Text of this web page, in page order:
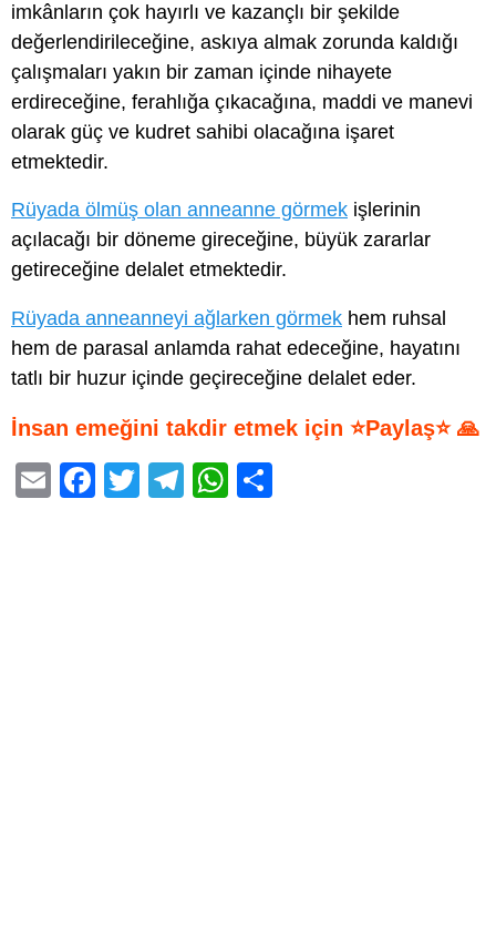
imkânların çok hayırlı ve kazançlı bir şekilde
değerlendirileceğine, askıya almak zorunda kaldığı
çalışmaları yakın bir zaman içinde nihayete
erdireceğine, ferahlığa çıkacağına, maddi ve manevi
olarak güç ve kudret sahibi olacağına işaret
etmektedir.
Rüyada ölmüş olan anneanne görmek işlerinin
açılacağı bir döneme gireceğine, büyük zararlar
getireceğine delalet etmektedir.
Rüyada anneanneyi ağlarken görmek hem ruhsal
hem de parasal anlamda rahat edeceğine, hayatını
tatlı bir huzur içinde geçireceğine delalet eder.
İnsan emeğini takdir etmek için ⭐Paylaş⭐ 🙏
E
F
T
T
W